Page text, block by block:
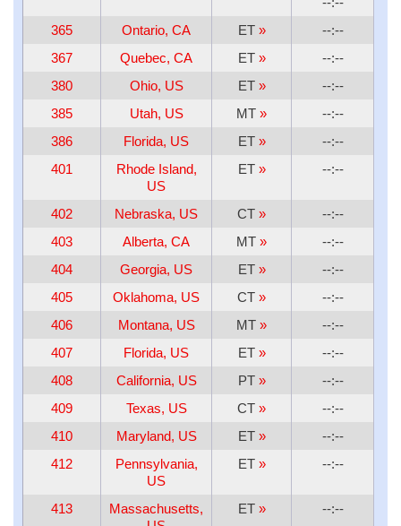
365
Ontario, CA ET »
--:--
367
Quebec, CA ET »
--:--
380
Ohio, US ET »
--:--
385
Utah, US MT »
--:--
386
Florida, US ET »
--:--
401
Rhode Island,
US
ET » --:--
402 Nebraska, US CT »
--:--
403
Alberta, CA MT »
--:--
404
Georgia, US ET »
--:--
405
Oklahoma, US CT »
--:--
406
Montana, US MT »
--:--
407
Florida, US ET »
--:--
408
California, US PT »
--:--
409
Texas, US CT »
--:--
410
Maryland, US ET »
--:--
412
Pennsylvania,
US
ET » --:--
413
Massachusetts,
ET » --:--